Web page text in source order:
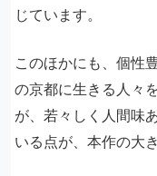
じています。
このほかにも、個性
の京都に生きる人々
が、若々しく人間味
いる点が、本作の大